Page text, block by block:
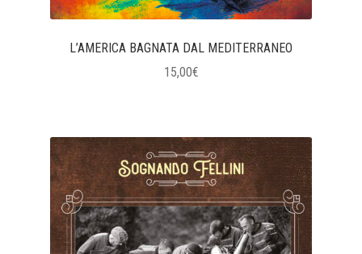
L’AMERICA BAGNATA DAL MEDITERRANEO
15,00€